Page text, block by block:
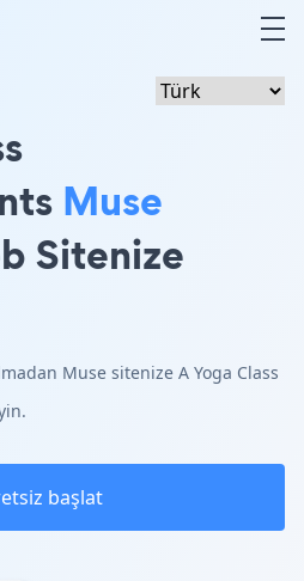
Muse
Sitenize
Muse sitenize A Yoga Class
başlat